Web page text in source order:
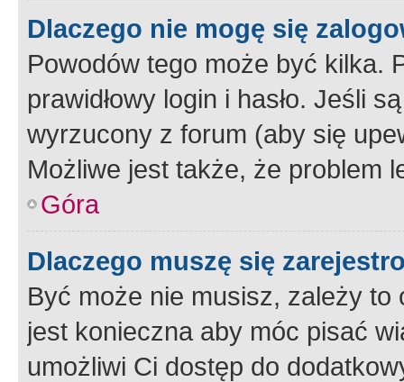
Dlaczego nie mogę się
Powodów tego może być kilka.
prawidłowy login i hasło. Jeśli
wyrzucony z forum (aby się
Możliwe jest także, że problem
Góra
Dlaczego muszę się
Być może nie musisz, zależy
jest konieczna aby móc pisać
umożliwi Ci dostęp do